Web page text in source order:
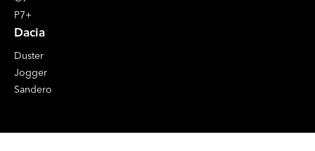
P7+
Dacia
Duster
Jogger
Sandero